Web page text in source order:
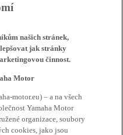
našich stránek,
jak stránky
činnost.
Motor
motor.eu) – a na všech
Yamaha Motor
organizace, soubory
cookies, jako jsou